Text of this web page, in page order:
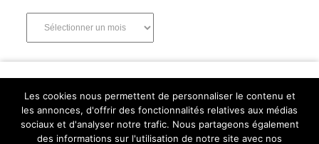
Les cookies nous permettent de personnaliser le contenu et
les annonces, d'offrir des fonctionnalités relatives aux médias
sociaux et d'analyser notre trafic. Nous partageons également
des informations sur l'utilisation de notre site avec nos